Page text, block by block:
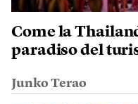
Come la
paradiso del
Junko Terao